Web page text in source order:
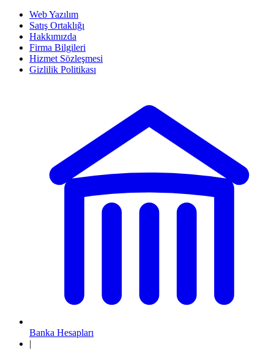
Web Yazılım
Satış Ortaklığı
Hakkımızda
Firma Bilgileri
Hizmet Sözleşmesi
Gizlilik Politikası
Banka Hesapları
|